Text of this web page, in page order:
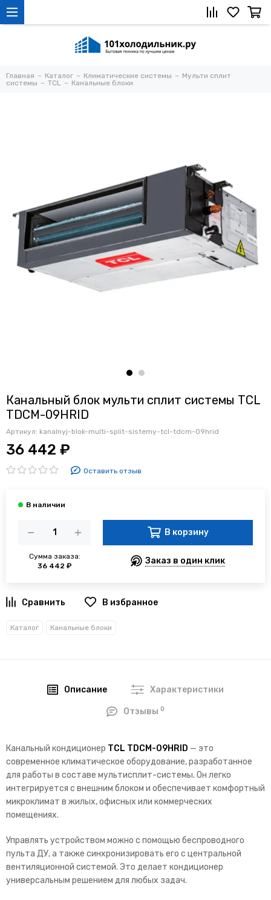
Главная Каталог Климатические системы
Мульти сплит
системы
TCL Канальные блоки
Канальный блок мульти сплит системы TCL
TDCM-09HRID
Артикул: kanalnyj-blok-multi-split-sistemy-tcl-tdcm-09hrid
36 442 ₽
Оставить отзыв
Сумма заказа:
36 442 ₽
В корзину
Заказ в один клик
В избранное
Каталог Канальные блоки
Описание Характеристики
Отзывы0
Канальный кондиционер TCL TDCM-09HRID — это
современное климатическое оборудование, разработанное
для работы в составе мультисплит-системы. Он легко
интегрируется с внешним блоком и обеспечивает комфортный
микроклимат в жилых, офисных или коммерческих
помещениях.
Управлять устройством можно с помощью беспроводного
пульта ДУ, а также синхронизировать его с центральной
вентиляционной системой. Это делает кондиционер
универсальным решением для любых задач.